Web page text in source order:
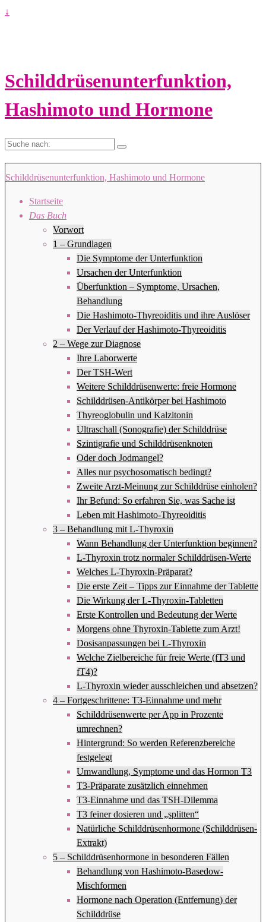
↓
Schilddrüsenunterfunktion,
Hashimoto und Hormone
Suche
Schilddrüsenunterfunktion, Hashimoto und Hormone
Startseite
Das Buch
Vorwort
1 – Grundlagen
Die Symptome der Unterfunktion
Ursachen der Unterfunktion
Überfunktion – Symptome, Ursachen,
Behandlung
Die Hashimoto-Thyreoiditis und ihre Auslöser
Der Verlauf der Hashimoto-Thyreoiditis
2 – Wege zur Diagnose
Ihre Laborwerte
Der TSH-Wert
Weitere Schilddrüsenwerte: freie Hormone
Schilddrüsen-Antikörper bei Hashimoto
Thyreoglobulin und Kalzitonin
Ultraschall (Sonografie) der Schilddrüse
Szintigrafie und Schilddrüsenknoten
Oder doch Jodmangel?
Alles nur psychosomatisch bedingt?
Zweite Arzt-Meinung zur Schilddrüse einholen?
Ihr Befund: So erfahren Sie, was Sache ist
Leben mit Hashimoto-Thyreoiditis
3 – Behandlung mit L-Thyroxin
Wann Behandlung der Unterfunktion beginnen?
L-Thyroxin trotz normaler Schilddrüsen-Werte
Welches L-Thyroxin-Präparat?
Die erste Zeit – Tipps zur Einnahme der Tablette
Die Wirkung der L-Thyroxin-Tabletten
Erste Kontrollen und Bedeutung der Werte
Morgens ohne Thyroxin-Tablette zum Arzt!
Dosisanpassungen bei L-Thyroxin
Welche Zielbereiche für freie Werte (fT3 und
fT4)?
L-Thyroxin wieder ausschleichen und absetzen?
4 – Fortgeschrittene: T3-Einnahme und mehr
Schilddrüsenwerte per App in Prozente
umrechnen?
Hintergrund: So werden Referenzbereiche
festgelegt
Umwandlung, Symptome und das Hormon T3
T3-Präparate zusätzlich einnehmen
T3-Einnahme und das TSH-Dilemma
T3 feiner dosieren und „splitten“
Natürliche Schilddrüsenhormone (Schilddrüsen-
Extrakt)
5 – Schilddrüsenhormone in besonderen Fällen
Behandlung von Hashimoto-Basedow-
Mischformen
Hormone nach Operation (Entfernung) der
Schilddrüse